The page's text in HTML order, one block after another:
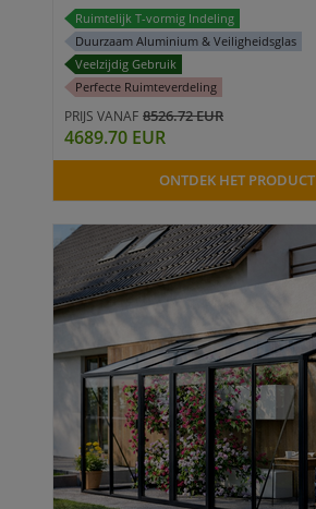
Ruimtelijk T-vormig Indeling
Duurzaam Aluminium & Veiligheidsglas
Veelzijdig Gebruik
Perfecte Ruimteverdeling
PRIJS VANAF 8526.72 EUR
4689.70 EUR
ONTDEK HET PRODUCT